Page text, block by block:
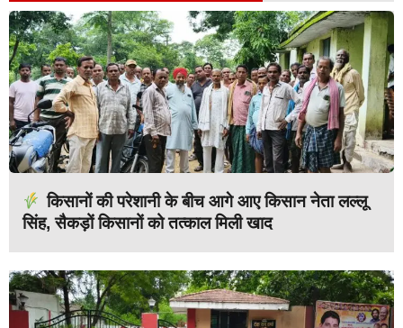
किसानों की परेशानी के बीच आगे आए किसान नेता लल्लू
सिंह, सैकड़ों किसानों को तत्काल मिली खाद